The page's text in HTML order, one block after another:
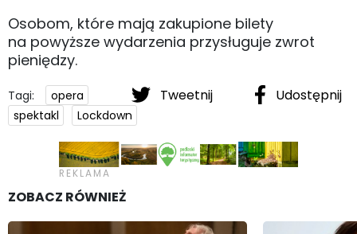
Osobom, które mają zakupione bilety
na powyższe wydarzenia przysługuje zwrot
pieniędzy.
Tweetnij Udostępnij
Tagi:
opera
spektakl
Lockdown
ZOBACZ RÓWNIEŻ